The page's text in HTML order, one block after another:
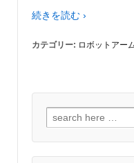
続きを読む ›
カテゴリー: ロボットアー
索
対
象: